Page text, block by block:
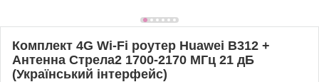
Комплект 4G Wi-Fi роутер Huawei B312 +
Антенна Стрела2 1700-2170 МГц 21 дБ
(Український інтерфейс)